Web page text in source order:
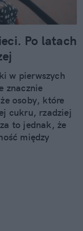
Po latach
w pierwszych
znacznie
osoby, które
cukru, rzadziej
to jednak, że
między